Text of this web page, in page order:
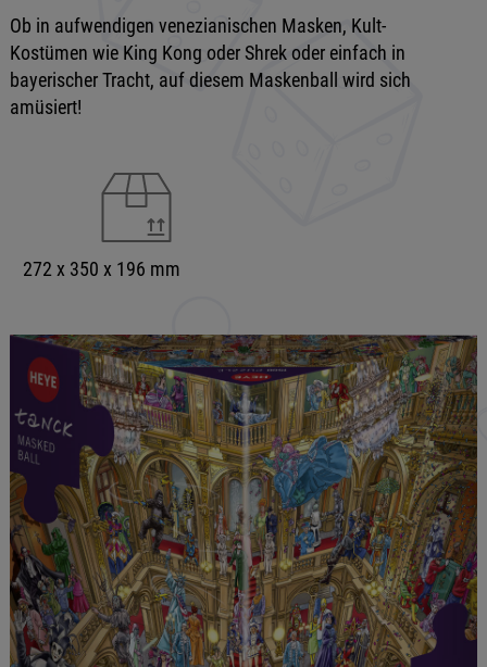
Ob in aufwendigen venezianischen Masken, Kult-
Kostümen wie King Kong oder Shrek oder einfach in
bayerischer Tracht, auf diesem Maskenball wird sich
amüsiert!
272 x 350 x 196 mm